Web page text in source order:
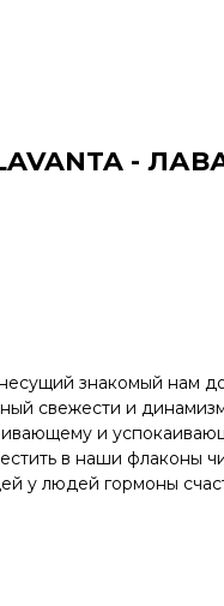
-
знакомый нам
свежести и
и
в наши флаконы
у людей гормоны